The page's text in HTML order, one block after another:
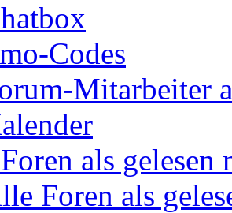
Codes
Mitarbeiter
als gelesen
Foren als